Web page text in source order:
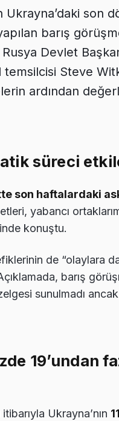
Ukrayna’daki son
barış
Rusya Devlet
temsilcisi Steve
ardından
süreci
son haftalardaki
yabancı
konuştu.
de “olaylara
barış
sunulmadı ancak
19’undan
Ukrayna’nın